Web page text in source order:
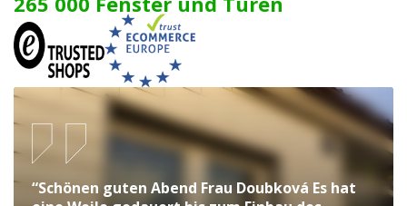
“Schönen guten Abend Frau Doubková Es hat